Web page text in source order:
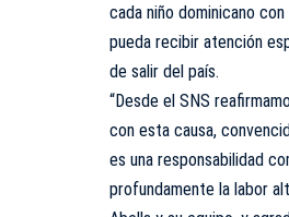
cada niño dominicano
pueda recibir atención
de salir del país.
“Desde el SNS
con esta causa,
es una responsabilidad
profundamente la labor